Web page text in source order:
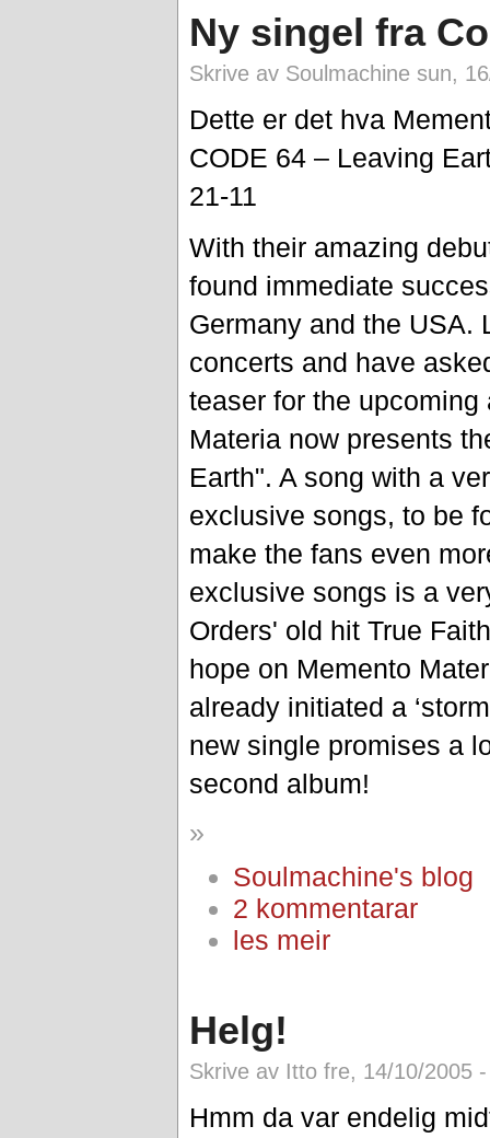
Ny singel fra
Skrive av Soulmachine sun,
Dette er det hva
CODE 64 – Leaving
21-11
With their amazing
found immediate
Germany and the USA.
concerts and have
teaser for the
Materia now presents
Earth". A song with a
exclusive songs, to be
make the fans even
exclusive songs is a
Orders' old hit True
hope on Memento
already initiated a
new single promises a
second album!
»
Soulmachine's blog
2 kommentarar
les meir
Helg!
Skrive av Itto fre, 14/10/2005 -
Hmm da var endelig